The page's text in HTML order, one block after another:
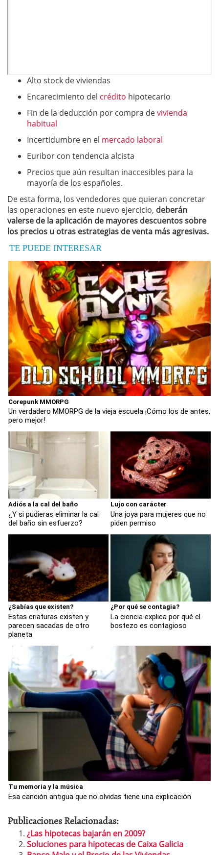
Alto stock de viviendas
Encarecimiento del crédito hipotecario
Fin de la deducción por compra devivienda
habitual
Incertidumbre en el mercado laboral
Euribor con tendencia alcista
Precios que aún resultan inaccesibles para la
mayoría de los españoles.
De esta forma, los vendedores que quieran concretar
las operaciones en este nuevo ejercicio, deberán
valerse de la aplicación de mayores descuentos sobre
los precios u otras estrategias de venta más agresivas.
TE PUEDE INTERESAR
Corepunk MMORPG
Un verdadero MMORPG de la vieja escuela ¡Cómo los de antes,
pero mejor!
Adiós a la cal del baño
¿Y si pudieras eliminar la cal
del baño sin esfuerzo?
Lujo con carácter
Una joya para mujeres que no
piden permiso
¿Sabías que existen?
Estas criaturas existen y
parecen sacadas de otro
planeta
¿Por qué se contagia?
La ciencia explica por qué el
bostezo es contagioso
Tu memoria y la música
Esa canción antigua que no olvidas tiene una explicación
Publicaciones Relacionadas:
¿Las hipotecas bajarán en 2009?
Soluciones para hipotecas de Caixa Galicia